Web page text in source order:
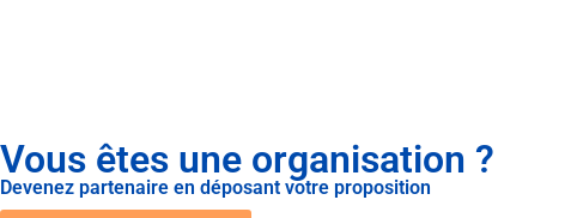
Vous êtes une organisation ?
Devenez partenaire en déposant votre proposition